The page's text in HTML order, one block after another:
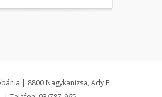
| 8800 Nagykanizsa, Ady E.